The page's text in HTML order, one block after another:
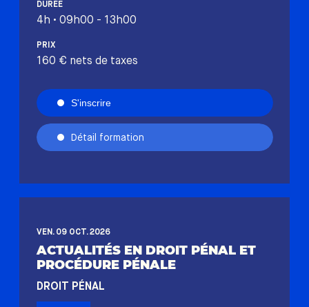
DURÉE
4h • 09h00 - 13h00
PRIX
160 € nets de taxes
S'inscrire
Détail formation
VEN. 09 OCT. 2026
ACTUALITÉS EN DROIT PÉNAL ET
PROCÉDURE PÉNALE
DROIT PÉNAL